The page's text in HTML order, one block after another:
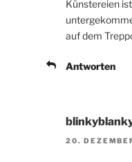
Künstereien
auf dem
Antworten
20.